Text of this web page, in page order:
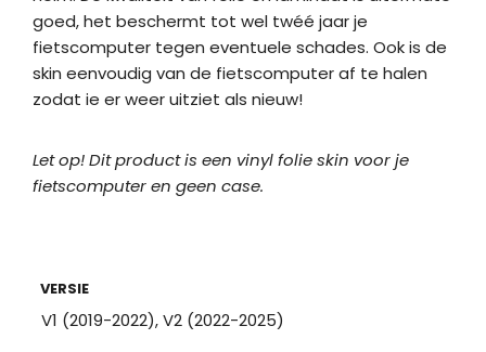
goed, het beschermt tot wel twéé jaar je
fietscomputer tegen eventuele schades. Ook is de
skin eenvoudig van de fietscomputer af te halen
zodat ie er weer uitziet als nieuw!
Let op! Dit product is een vinyl folie skin voor je
fietscomputer en geen case.
VERSIE
V1 (2019-2022), V2 (2022-2025)